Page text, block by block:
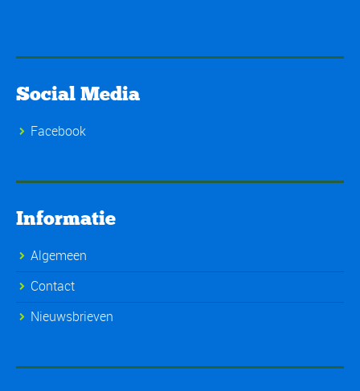
Social Media
Facebook
Informatie
Algemeen
Contact
Nieuwsbrieven